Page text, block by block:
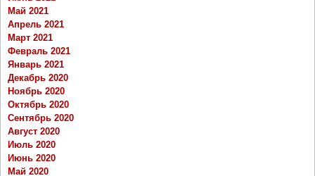
Май 2021
Апрель 2021
Март 2021
Февраль 2021
Январь 2021
Декабрь 2020
Ноябрь 2020
Октябрь 2020
Сентябрь 2020
Август 2020
Июль 2020
Июнь 2020
Май 2020